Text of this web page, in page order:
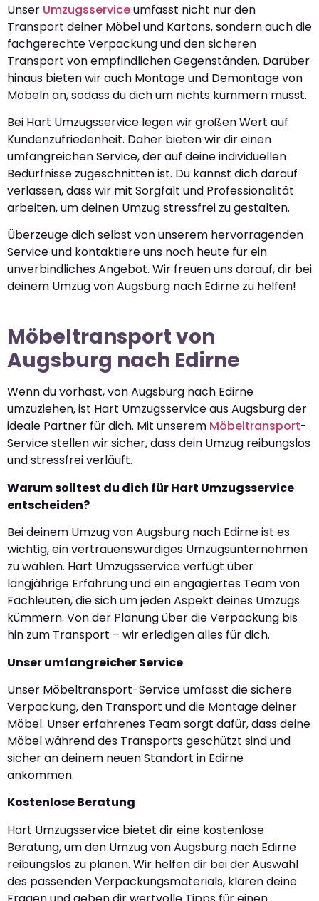
Unser Umzugsserviceumfasst nicht nur den
Transport deiner Möbel und Kartons, sondern auch die
fachgerechte Verpackung und den sicheren
Transport von empfindlichen Gegenständen. Darüber
hinaus bieten wir auch Montage und Demontage von
Möbeln an, sodass du dich um nichts kümmern musst.
Bei Hart Umzugsservice legen wir großen Wert auf
Kundenzufriedenheit. Daher bieten wir dir einen
umfangreichen Service, der auf deine individuellen
Bedürfnisse zugeschnitten ist. Du kannst dich darauf
verlassen, dass wir mit Sorgfalt und Professionalität
arbeiten, um deinen Umzug stressfrei zu gestalten.
Überzeuge dich selbst von unserem hervorragenden
Service und kontaktiere uns noch heute für ein
unverbindliches Angebot. Wir freuen uns darauf, dir bei
deinem Umzug von Augsburg nach Edirne zu helfen!
Möbeltransport von
Augsburg nach Edirne
Wenn du vorhast, von Augsburg nach Edirne
umzuziehen, ist Hart Umzugsservice aus Augsburg der
ideale Partner für dich. Mit unserem Möbeltransport-
Service stellen wir sicher, dass dein Umzug reibungslos
und stressfrei verläuft.
Warum solltest du dich für Hart Umzugsservice
entscheiden?
Bei deinem Umzug von Augsburg nach Edirne ist es
wichtig, ein vertrauenswürdiges Umzugsunternehmen
zu wählen. Hart Umzugsservice verfügt über
langjährige Erfahrung und ein engagiertes Team von
Fachleuten, die sich um jeden Aspekt deines Umzugs
kümmern. Von der Planung über die Verpackung bis
hin zum Transport – wir erledigen alles für dich.
Unser umfangreicher Service
Unser Möbeltransport-Service umfasst die sichere
Verpackung, den Transport und die Montage deiner
Möbel. Unser erfahrenes Team sorgt dafür, dass deine
Möbel während des Transports geschützt sind und
sicher an deinem neuen Standort in Edirne
ankommen.
Kostenlose Beratung
Hart Umzugsservice bietet dir eine kostenlose
Beratung, um den Umzug von Augsburg nach Edirne
reibungslos zu planen. Wir helfen dir bei der Auswahl
des passenden Verpackungsmaterials, klären deine